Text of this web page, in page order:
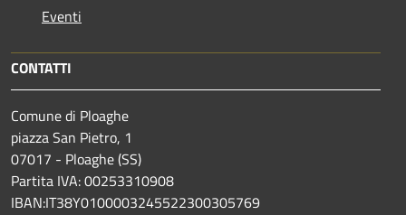
Eventi
CONTATTI
Comune di Ploaghe
piazza San Pietro, 1
07017 - Ploaghe (SS)
Partita IVA: 00253310908
IBAN:IT38Y0100003245522300305769